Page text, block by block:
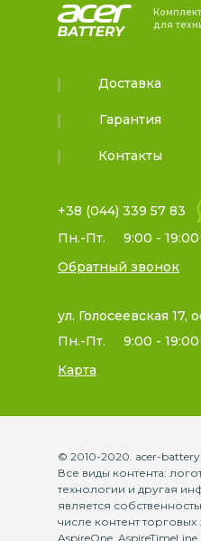
для
Доставка
Гарантия
Контакты
+38 (044) 339 57 83
Пн.-Пт.
9:00 - 19:00
Обратный звонок
ул. Голосеевская 17,
Пн.-Пт.
9:00 - 19:00
Карта
© 2010-2020. acer-
Все виды контента:
технологии и другая
является
числе контент торговых
AspireOne,